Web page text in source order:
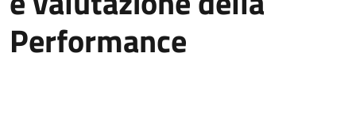
Performance